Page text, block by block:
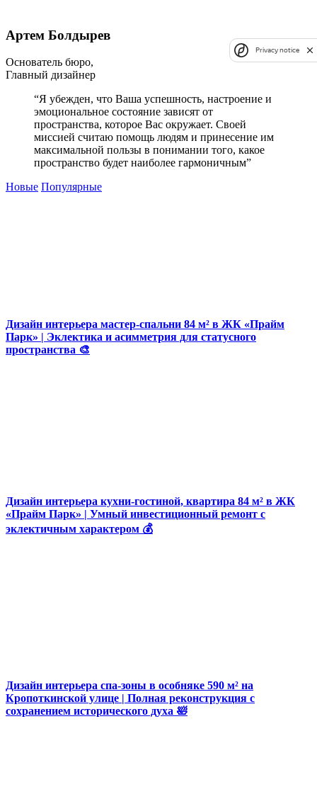
Артем Болдырев
Основатель бюро,
Главный дизайнер
“Я убежден, что Ваша успешность, настроение и
эмоциональное состояние зависят от
пространства, которое Вас окружает. Своей
миссией считаю помощь людям и принесение им
максимальной пользы в понимании того, какое
пространство будет наиболее гармоничным”
Новые Популярные
Дизайн интерьера мастер-спальни 84 м² в ЖК «Прайм
Парк» | Эклектика и асимметрия для статусного
пространства 🎨
Дизайн интерьера кухни-гостиной, квартира 84 м² в ЖК
«Прайм Парк» | Умный инвестиционный ремонт с
эклектичным характером 💰
Дизайн интерьера спа-зоны в особняке 590 м² на
Кропоткинской улице | Полная реконструкция с
сохранением исторического духа 🛀
Privacy notice